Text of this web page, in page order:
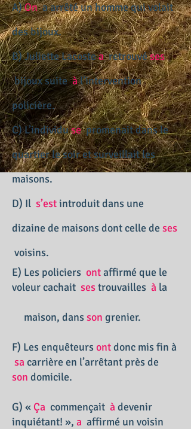
A)Ona arrêté un homme qui volait
des bijoux.
B) Juliette Lacostearetrouvéses
bijoux suiteàl’intervention
policière.
C) L’individusepromenait dans le
quartier le soir et surveillait les
maisons.
D) Il s’estintroduit dans une
dizaine de maisons dont celle de ses
voisins.
E) Les policiers ontaffirmé que le
voleur cachait sestrouvailles à la
maison, dansson grenier.
F) Les enquêteursontdonc mis fin à
sacarrière en l’arrêtant près de
son domicile.
G) « Ça commençait àdevenir
inquiétant! », a affirmé un voisin